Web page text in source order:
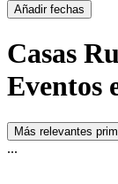
Añadir fechas
Casas
Eventos
Más relevantes
...